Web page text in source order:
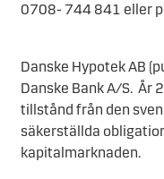
0708- 744 841 eller
Danske Hypotek AB
Danske Bank A/S. År
tillstånd från den
säkerställda
kapitalmarknaden.